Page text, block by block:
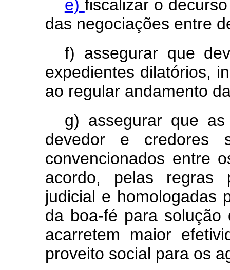
e) fiscalizar o
das negociações entre
f) assegurar que
expedientes dilatórios,
ao regular andamento
g) assegurar que as
devedor e credores
convencionados entre
acordo, pelas regras
judicial e homologadas
da boa-fé para solução
acarretem maior
proveito social para os